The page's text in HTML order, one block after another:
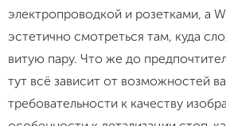
электропроводкой и розетками, а
эстетично смотреться там, куда
витую пару. Что же до
тут всё зависит от возможностей
требовательности к качеству